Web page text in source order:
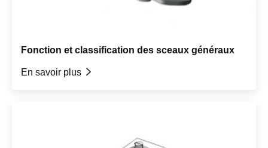
Fonction et classification des sceaux généraux
En savoir plus 